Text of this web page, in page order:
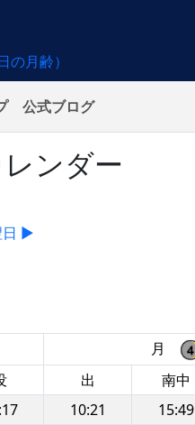
公式ブログ
ンダー
日 ▶
月
出 南中
10:21 15:49